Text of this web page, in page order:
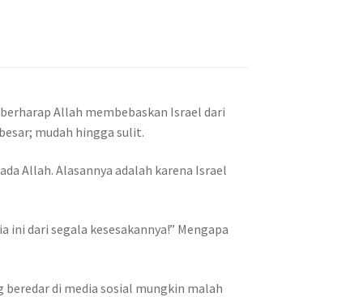
Allah membebaskan Israel dari
mudah hingga sulit.
Allah. Alasannya adalah karena Israel
ini dari segala kesesakannya!” Mengapa
di media sosial mungkin malah